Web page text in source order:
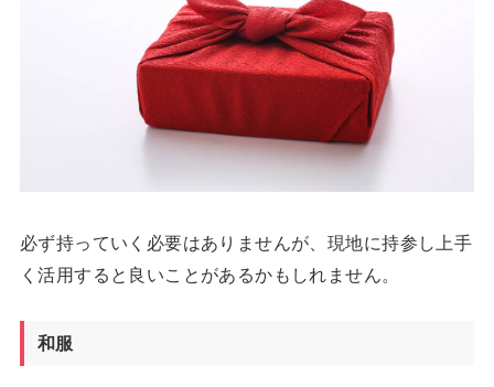
必ず持っていく必要はありませんが、現地に持参し上手
く活用すると良いことがあるかもしれません。
和服